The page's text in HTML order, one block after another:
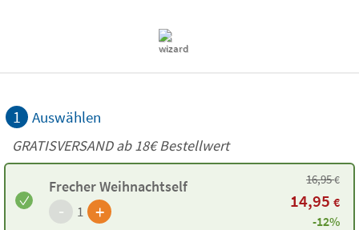
1 Auswählen
GRATISVERSAND ab18€Bestellwert
Frecher Weihnachtself
- 1 +
16,95€
14,95 €
-12%